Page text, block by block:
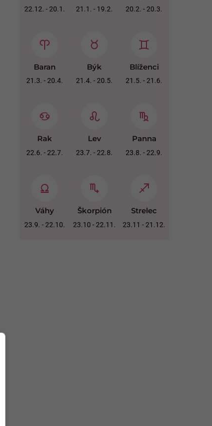
22.12. - 20.1. 21.1. - 19.2. 20.2. - 20.3.
Baran
21.3. - 20.4.
Býk
21.4. - 20.5.
Blíženci
21.5. - 21.6.
Rak
22.6. - 22.7.
Lev
23.7. - 22.8.
Panna
23.8. - 22.9.
Váhy
23.9. - 22.10.
Škorpión
23.10 - 22.11.
Strelec
23.11 - 21.12.